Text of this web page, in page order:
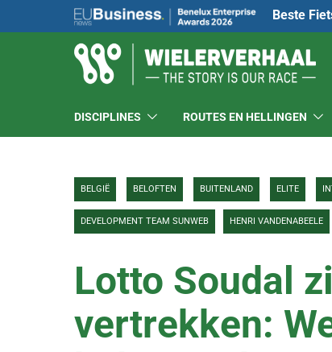
Beste
DISCIPLINES ROUTES EN HELLINGEN
BELGIË BELOFTEN BUITENLAND ELITE
DEVELOPMENT TEAM SUNWEB HENRI VANDENABEELE
Lotto Soudal
vertrekken: